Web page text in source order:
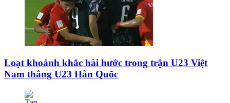
Loạt khoảnh khắc hài hước trong trận U23 Việt
Nam thắng U23 Hàn Quốc